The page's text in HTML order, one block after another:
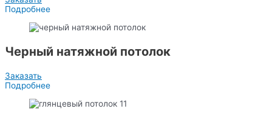
Подробнее
Черный натяжной потолок
Заказать
Подробнее